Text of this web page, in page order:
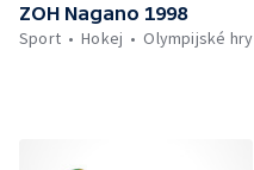
ZOH Nagano 1998
Sport
Hokej
Olympijské hry